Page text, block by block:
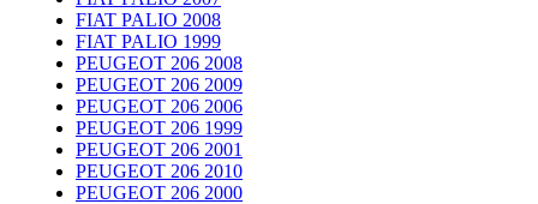
FIAT PALIO 2008
FIAT PALIO 1999
PEUGEOT 206 2008
PEUGEOT 206 2009
PEUGEOT 206 2006
PEUGEOT 206 1999
PEUGEOT 206 2001
PEUGEOT 206 2010
PEUGEOT 206 2000